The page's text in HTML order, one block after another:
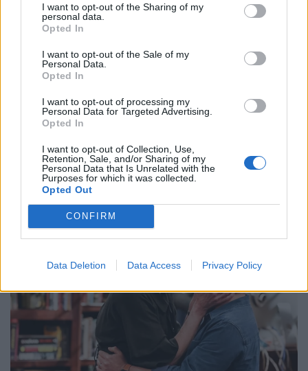
I want to opt-out of the Sharing of my
personal data.
Opted In
I want to opt-out of the Sale of my
Personal Data.
Opted In
I want to opt-out of processing my
Personal Data for Targeted Advertising.
Opted In
I want to opt-out of Collection, Use,
Retention, Sale, and/or Sharing of my
Personal Data that Is Unrelated with the
Purposes for which it was collected.
Opted Out
CONFIRM
Data Deletion Data Access Privacy Policy